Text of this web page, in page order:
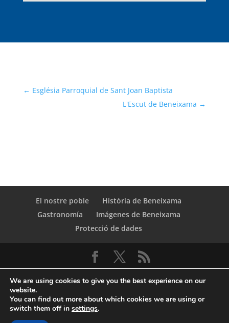
← Església Parroquial de Sant Joan Baptista
L'Escut de Beneixama →
El nostre poble
Història de Beneixama
Gastronomía
Imágenes de Beneixama
Protecció de dades
We are using cookies to give you the best experience on our
website.
You can find out more about which cookies we are using or
switch them off in settings.